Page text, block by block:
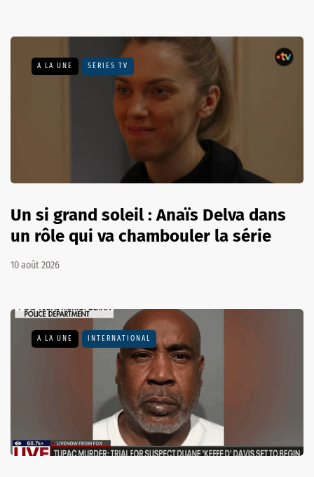
A LA UNE SÉRIES TV
Un si grand soleil : Anaïs Delva dans
un rôle qui va chambouler la série
10 août 2026
A LA UNE INTERNATIONAL